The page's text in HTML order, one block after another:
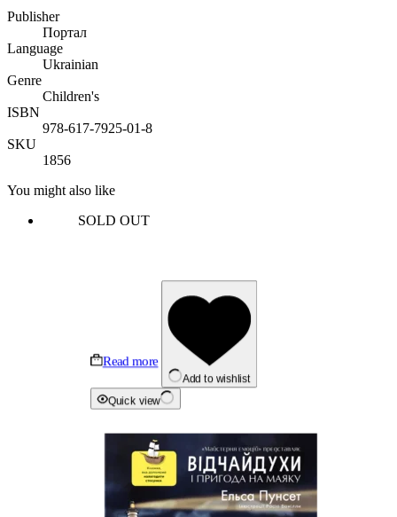
Publisher
Портал
Language
Ukrainian
Genre
Children's
ISBN
978-617-7925-01-8
SKU
1856
You might also like
SOLD OUT
Read more
Add to wishlist
Quick view